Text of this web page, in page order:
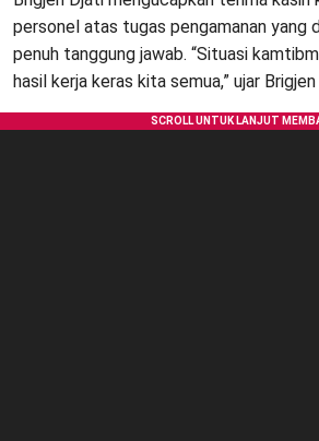
personel atas tugas pengamanan yang
penuh tanggung jawab. “Situasi
hasil kerja keras kita semua,” ujar